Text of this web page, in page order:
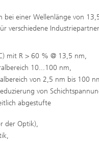
bei einer Wellenlänge von
verschiedene Industriepartner
mit R > 60 % @ 13,5 nm,
10...100 nm,
von 2,5 nm bis 100
von
abgestufte
der Optik),